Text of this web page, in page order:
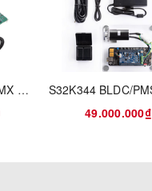
MIMXRT700-EVK i.MX RT700 Evaluation Kit
49.000.000₫